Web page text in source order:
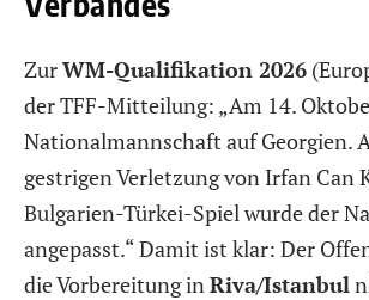
ZurWM-Qualifikation 2026
der TFF-Mitteilung: „Am 14.
Nationalmannschaft auf Georgien.
gestrigen Verletzung von Irfan Can
Bulgarien-Türkei-Spiel wurde der
angepasst.“ Damit ist klar: Der
die Vorbereitung inRiva/Istanbul